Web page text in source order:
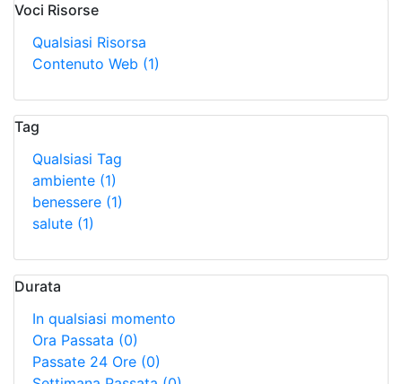
Voci Risorse
Qualsiasi Risorsa
Contenuto Web (1)
Tag
Qualsiasi Tag
ambiente (1)
benessere (1)
salute (1)
Durata
In qualsiasi momento
Ora Passata (0)
Passate 24 Ore (0)